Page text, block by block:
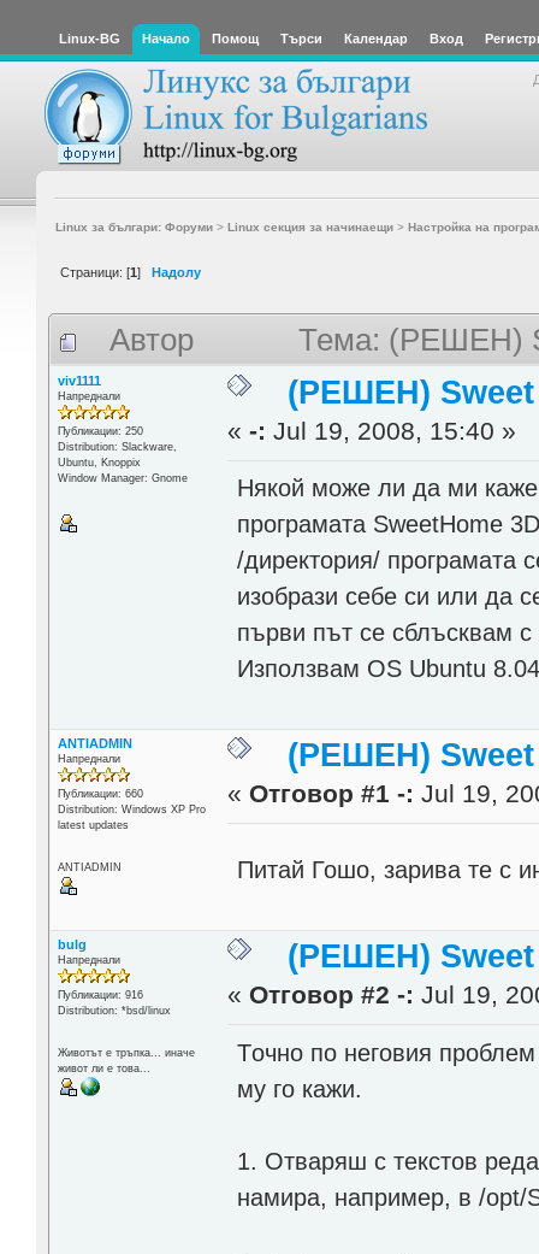
Linux-BG Начало Помощ Търси Календар Вход
Linux за българи: Форуми> Linux секция за начинаещи> Настройка на
Страници: [1] Надолу
Автор Тема: (РЕШЕН)
viv1111
Напреднали
Публикации: 250
Distribution: Slackware,
Ubuntu, Knoppix
Window Manager: Gnome
(РЕШЕН) Sweet
«-: Jul 19, 2008, 15:40 »
Някой може ли да ми каже
програмата SweetHome
/директория/ програмата
изобрази себе си или да
първи път се сблъсквам
Използвам OS Ubuntu
ANTIADMIN
Напреднали
Публикации: 660
Distribution: Windows XP Pro
latest updates
ANTIADMIN
(РЕШЕН) Sweet
« Отговор #1 -: Jul 19,
Питай Гошо, зарива те с
bulg
Напреднали
Публикации: 916
Distribution: *bsd/linux
Животът е тръпка... иначе
живот ли е това...
(РЕШЕН) Sweet
« Отговор #2 -: Jul 19,
Tочно по неговия
му го кажи.
1. Отваряш с текстов
намира, например, в /opt/